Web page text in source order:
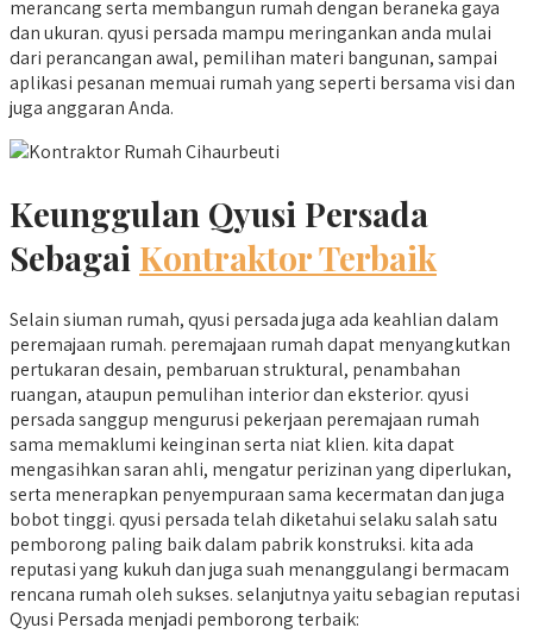
merancang serta membangun rumah dengan beraneka gaya
dan ukuran. qyusi persada mampu meringankan anda mulai
dari perancangan awal, pemilihan materi bangunan, sampai
aplikasi pesanan memuai rumah yang seperti bersama visi dan
juga anggaran Anda.
Keunggulan Qyusi Persada
Sebagai Kontraktor Terbaik
Selain siuman rumah, qyusi persada juga ada keahlian dalam
peremajaan rumah. peremajaan rumah dapat menyangkutkan
pertukaran desain, pembaruan struktural, penambahan
ruangan, ataupun pemulihan interior dan eksterior. qyusi
persada sanggup mengurusi pekerjaan peremajaan rumah
sama memaklumi keinginan serta niat klien. kita dapat
mengasihkan saran ahli, mengatur perizinan yang diperlukan,
serta menerapkan penyempuraan sama kecermatan dan juga
bobot tinggi. qyusi persada telah diketahui selaku salah satu
pemborong paling baik dalam pabrik konstruksi. kita ada
reputasi yang kukuh dan juga suah menanggulangi bermacam
rencana rumah oleh sukses. selanjutnya yaitu sebagian reputasi
Qyusi Persada menjadi pemborong terbaik: